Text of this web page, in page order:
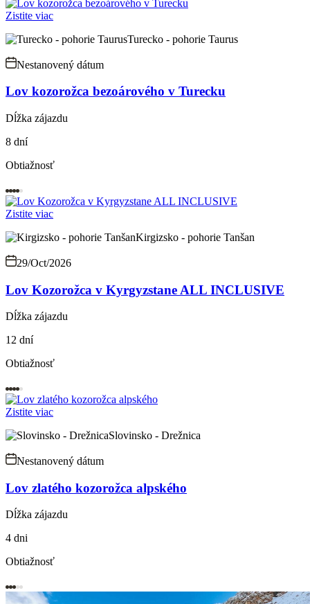
Zistite viac
Turecko - pohorie Taurus
Nestanovený dátum
Lov kozorožca bezoárového v Turecku
Dĺžka zájazdu
8 dní
Obtiažnosť
Zistite viac
Kirgizsko - pohorie Tanšan
29/Oct/2026
Lov Kozorožca v Kyrgyzstane ALL INCLUSIVE
Dĺžka zájazdu
12 dní
Obtiažnosť
Zistite viac
Slovinsko - Drežnica
Nestanovený dátum
Lov zlatého kozorožca alpského
Dĺžka zájazdu
4 dni
Obtiažnosť